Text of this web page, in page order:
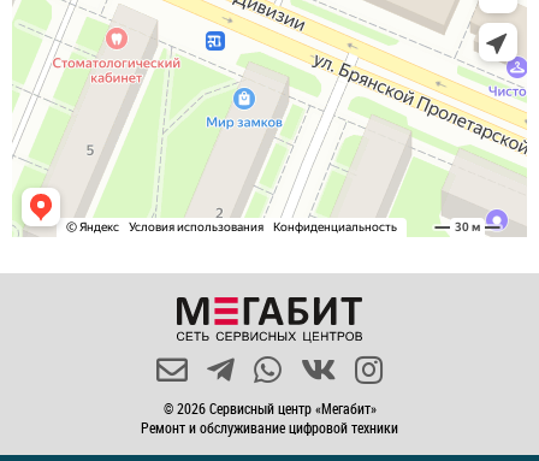
© 2026 Сервисный центр «Мегабит»
Ремонт и обслуживание цифровой техники